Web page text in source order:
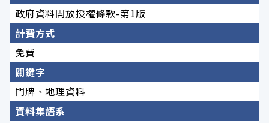
政府資料開放授權條款-第1版
計費方式
免費
關鍵字
門牌、地理資料
資料集語系